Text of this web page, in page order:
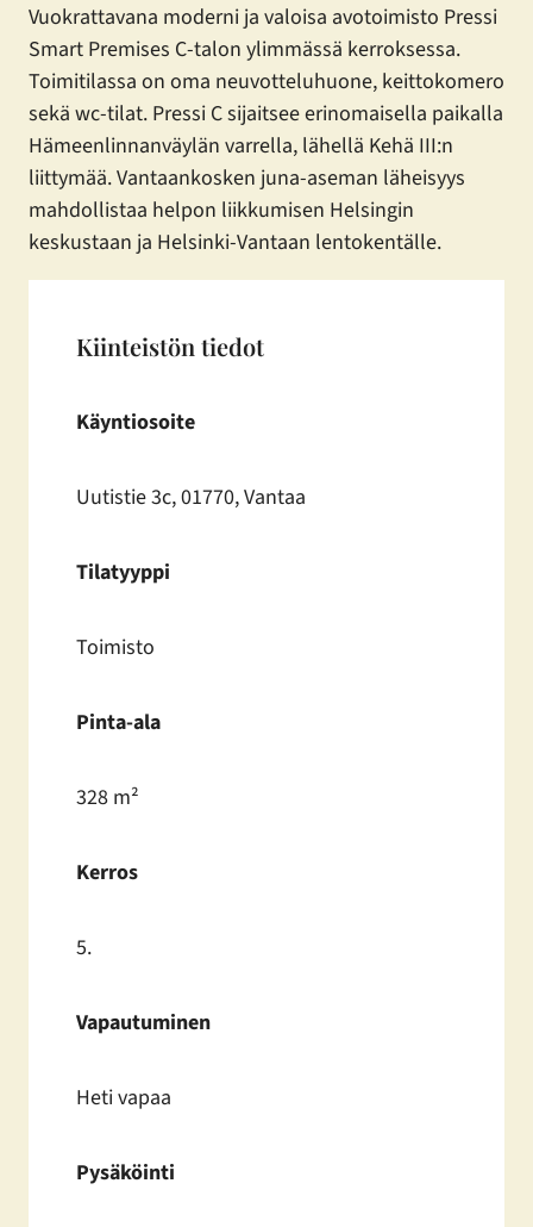
Vuokrattavana moderni ja valoisa avotoimisto Pressi
Smart Premises C-talon ylimmässä kerroksessa.
Toimitilassa on oma neuvotteluhuone, keittokomero
sekä wc-tilat. Pressi C sijaitsee erinomaisella paikalla
Hämeenlinnanväylän varrella, lähellä Kehä III:n
liittymää. Vantaankosken juna-aseman läheisyys
mahdollistaa helpon liikkumisen Helsingin
keskustaan ja Helsinki-Vantaan lentokentälle.
Kiinteistön tiedot
Käyntiosoite
Uutistie 3c, 01770, Vantaa
Tilatyyppi
Toimisto
Pinta-ala
328 m²
Kerros
5.
Vapautuminen
Heti vapaa
Pysäköinti